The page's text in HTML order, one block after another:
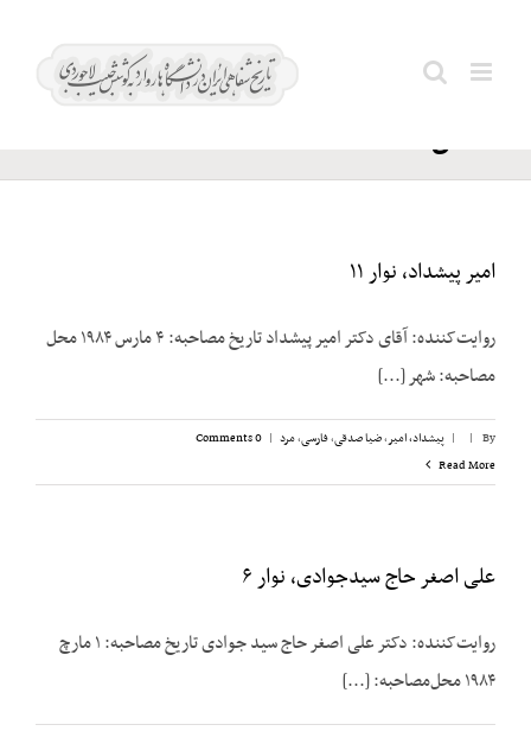
احمد؛
شمس
امیر پیشداد، نوار ۱۱
روایت‌کننده: آقای دکتر امیر پیشداد تاریخ مصاحبه: ۴ مارس ۱۹۸۴ محل
مصاحبه: شهر [...]
By
|
| پیشداد، امیر,ضیا صدقی,فارسی,مرد |
0 Comments
Read More
علی اصغر حاج سیدجوادی، نوار ۶
روایت‌کننده: دکتر علی اصغر حاج سید جوادی تاریخ مصاحبه: ۱ مارچ
۱۹۸۴ محل‌مصاحبه: [...]